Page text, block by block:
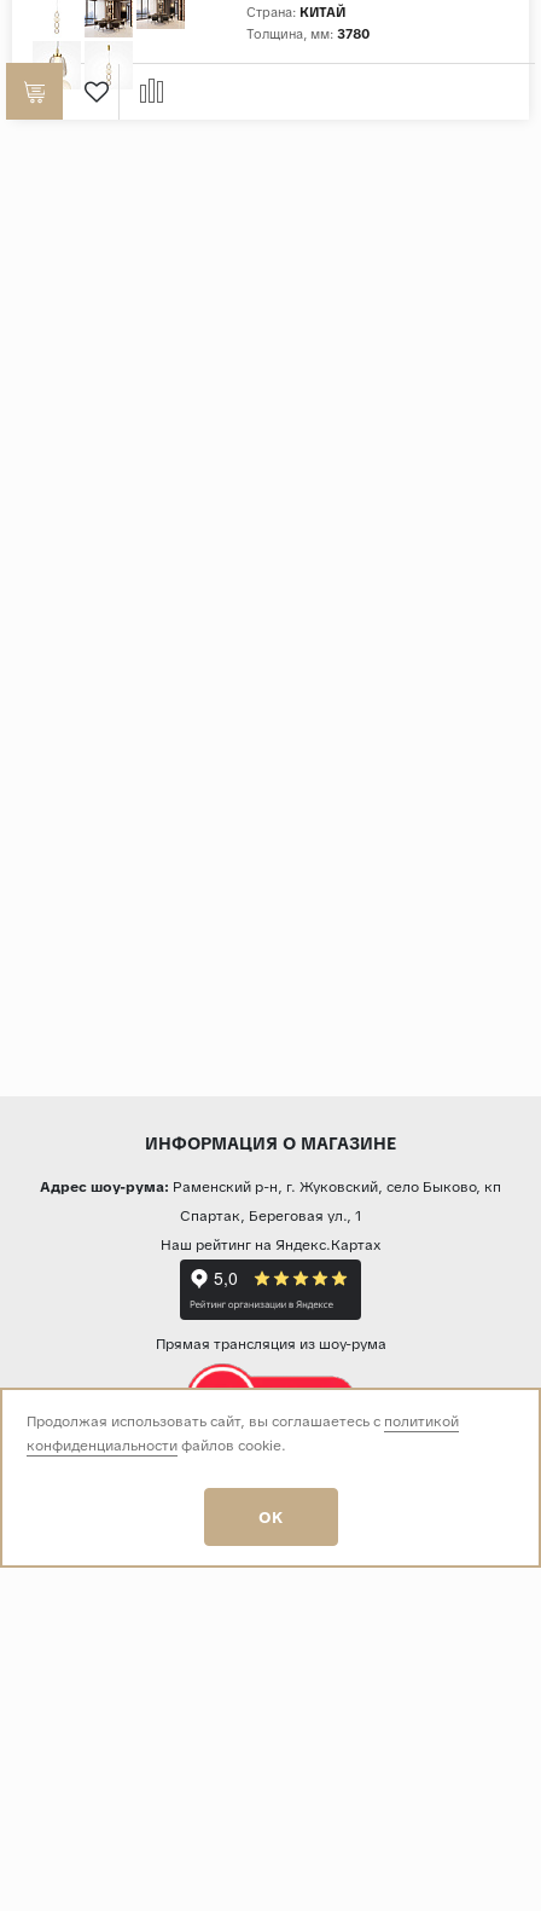
Страна: КИТАЙ
Толщина, мм: 3780
ИНФОРМАЦИЯ О МАГАЗИНЕ
Адрес шоу-рума: Раменский р-н, г. Жуковский, село Быково, кп
Спартак, Береговая ул., 1
Наш рейтинг на Яндекс.Картах
Прямая трансляция из шоу-рума
Звоните нам:
пн-вс 10:00 - 19:00
E-mail:
info@baza-plitki.ru
Продолжая использовать сайт, вы соглашаетесь с политикой
конфиденциальностифайлов cookie.
OK